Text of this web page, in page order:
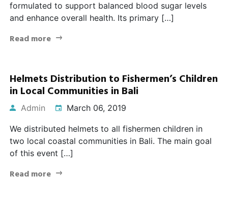
formulated to support balanced blood sugar levels
and enhance overall health. Its primary […]
Read more
Helmets Distribution to Fishermen’s Children
in Local Communities in Bali
Admin March 06, 2019
We distributed helmets to all fishermen children in
two local coastal communities in Bali. The main goal
of this event […]
Read more